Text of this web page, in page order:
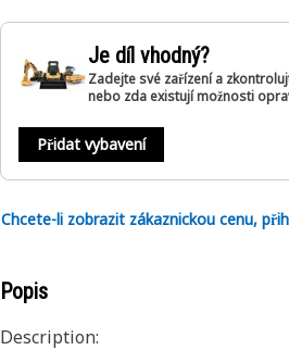
Je díl vhodný?
Zadejte své zařízení a
nebo zda existují možnosti
Přidat vybavení
Chcete-li zobrazit zákaznickou cenu,
Popis
Description: